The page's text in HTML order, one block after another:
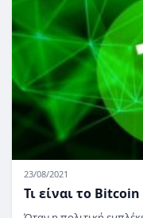
23/08/2021
Τι είναι το Bitcoin